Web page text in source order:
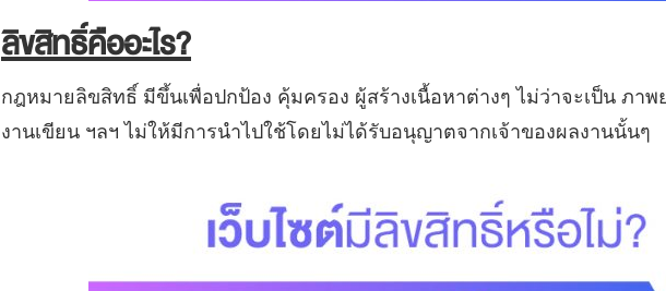
ลิขสิทธิ์คืออะไร?
กฎหมายลิขสิทธิ์ มีขึ้นเพื่อปกป้อง คุ้มครอง ผู้สร้างเนื้อหาต่างๆ ไม่ว่าจะเป็น ภาพ
งานเขียน ฯลฯ ไม่ให้มีการนำไปใช้โดยไม่ได้รับอนุญาตจากเจ้าของผลงานนั้นๆ